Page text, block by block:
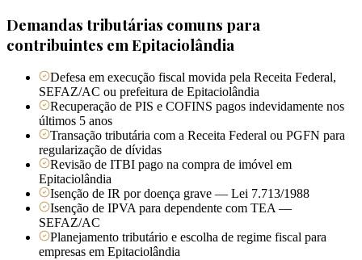
Demandas tributárias comuns para
contribuintes emEpitaciolândia
Defesa em execução fiscal movida pela Receita Federal,
SEFAZ/AC ou prefeitura de Epitaciolândia
Recuperação de PIS e COFINS pagos indevidamente nos
últimos 5 anos
Transação tributária com a Receita Federal ou PGFN para
regularização de dívidas
Revisão de ITBI pago na compra de imóvel em
Epitaciolândia
Isenção de IR por doença grave — Lei 7.713/1988
Isenção de IPVA para dependente com TEA —
SEFAZ/AC
Planejamento tributário e escolha de regime fiscal para
empresas em Epitaciolândia